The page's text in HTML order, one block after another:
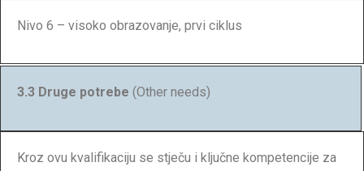
Nivo 6 – visoko obrazovanje, prvi ciklus
3.3 Druge potrebe (Other needs)
Kroz ovu kvalifikaciju se stječu i ključne kompetencije za